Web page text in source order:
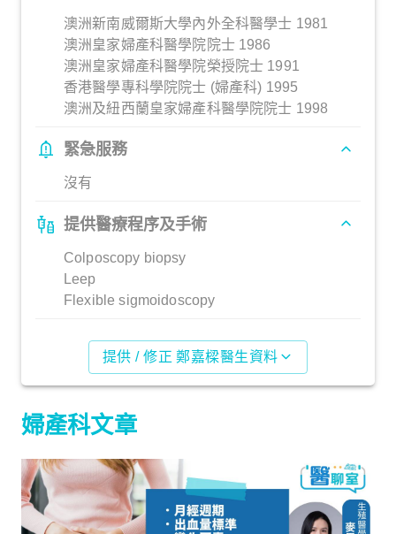
澳洲新南威爾斯大學內外全科醫學士 1981
澳洲皇家婦產科醫學院院士 1986
澳洲皇家婦產科醫學院榮授院士 1991
香港醫學專科學院院士 (婦產科) 1995
澳洲及紐西蘭皇家婦產科醫學院院士 1998
緊急服務
沒有
提供醫療程序及手術
Colposcopy biopsy
Leep
Flexible sigmoidoscopy
提供 / 修正 鄭嘉樑醫生資料
婦產科文章